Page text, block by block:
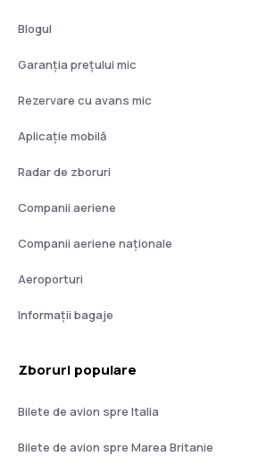
Blogul
Garanția prețului mic
Rezervare cu avans mic
Aplicație mobilă
Radar de zboruri
Companii aeriene
Companii aeriene naţionale
Aeroporturi
Informații bagaje
Zboruri populare
Bilete de avion spre Italia
Bilete de avion spre Marea Britanie